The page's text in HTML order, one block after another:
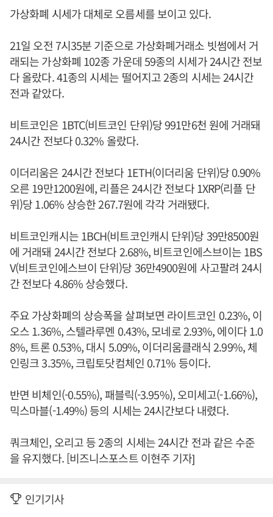
가상화폐 시세가 대체로 오름세를 보이고 있다.
21일 오전 7시35분 기준으로 가상화폐거래소 빗썸에서 거
래되는 가상화폐 102종 가운데 59종의 시세가 24시간 전보
다 올랐다. 41종의 시세는 떨어지고 2종의 시세는 24시간
전과 같았다.
비트코인은 1BTC(비트코인 단위)당 991만6천 원에 거래돼
24시간 전보다 0.32% 올랐다.
이더리움은 24시간 전보다 1ETH(이더리움 단위)당 0.90%
오른 19만1200원에, 리플은 24시간 전보다 1XRP(리플 단
위)당 1.06% 상승한 267.7원에 각각 거래됐다.
비트코인캐시는 1BCH(비트코인캐시 단위)당 39만8500원
에 거래돼 24시간 전보다 2.68%, 비트코인에스브이는 1BS
V(비트코인에스브이 단위)당 36만4900원에 사고팔려 24시
간 전보다 4.86% 상승했다.
주요 가상화폐의 상승폭을 살펴보면 라이트코인 0.23%, 이
오스 1.36%, 스텔라루멘 0.43%, 모네로 2.93%, 에이다 1.0
8%, 트론 0.53%, 대시 5.09%, 이더리움클래식 2.99%, 체
인링크 3.35%, 크립토닷컴체인 0.71% 등이다.
반면 비체인(-0.55%), 패블릭(-3.95%), 오미세고(-1.66%),
믹스마블(-1.49%) 등의 시세는 24시간보다 내렸다.
쿼크체인, 오리고 등 2종의 시세는 24시간 전과 같은 수준
을 유지했다. [비즈니스포스트 이현주 기자]
인기기사